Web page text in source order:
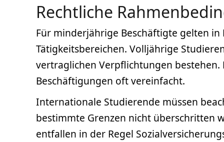
Rechtliche
Für minderjährige Beschäftigte gelten
Tätigkeitsbereichen. Volljährige
vertraglichen Verpflichtungen
Beschäftigungen oft vereinfacht.
Internationale Studierende müssen
bestimmte Grenzen nicht überschritten
entfallen in der Regel